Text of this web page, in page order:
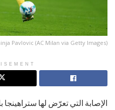
Pavlovic (AC Milan via Getty Images)
الإصابة التي تعرّض لها